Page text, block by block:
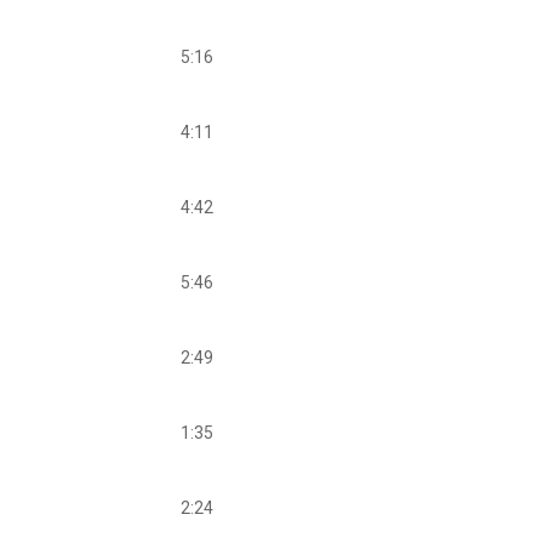
5:16
4:11
4:42
5:46
2:49
1:35
2:24